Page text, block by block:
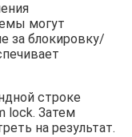
могут
за блокировку/
строке
lock. Затем
на результат.